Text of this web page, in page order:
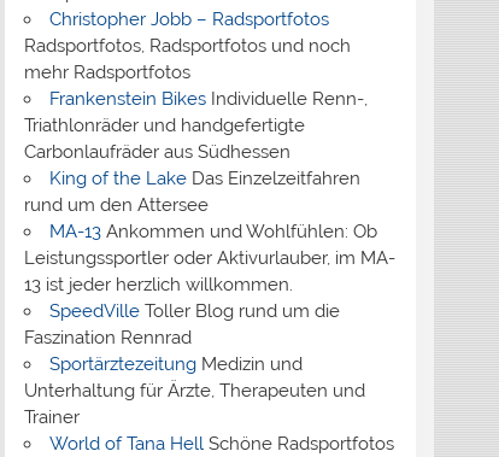
Christopher Jobb – Radsportfotos
Radsportfotos, Radsportfotos und noch
mehr Radsportfotos
Frankenstein BikesIndividuelle Renn-,
Triathlonräder und handgefertigte
Carbonlaufräder aus Südhessen
King of the LakeDas Einzelzeitfahren
rund um den Attersee
MA-13Ankommen und Wohlfühlen: Ob
Leistungssportler oder Aktivurlauber, im MA-
13 ist jeder herzlich willkommen.
SpeedVilleToller Blog rund um die
Faszination Rennrad
SportärztezeitungMedizin und
Unterhaltung für Ärzte, Therapeuten und
Trainer
World of Tana Hell Schöne Radsportfotos